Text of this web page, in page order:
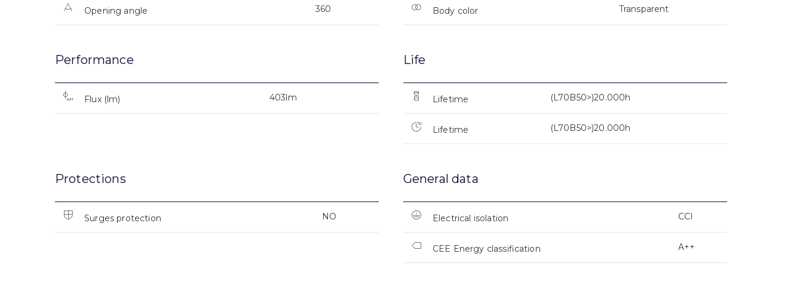
Opening angle 360 Body color Transparent
Performance
Flux (lm) 403lm
Life
Lifetime (L70B50>)20.000h
Lifetime (L70B50>)20.000h
Protections
Surges protection NO
General data
Electrical isolation CCI
CEE Energy classification A++